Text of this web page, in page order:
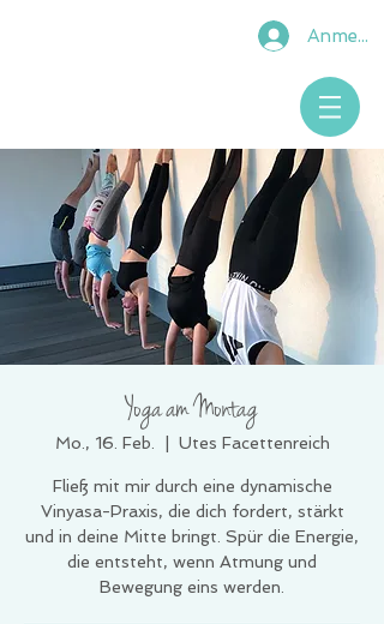
Anmelden
Yoga am Montag
Mo., 16. Feb. Utes Facettenreich
Fließ mit mir durch eine dynamische
Vinyasa-Praxis, die dich fordert, stärkt
und in deine Mitte bringt. Spür die Energie,
die entsteht, wenn Atmung und